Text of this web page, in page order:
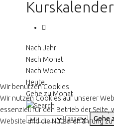
Kurskalender
Nach Jahr
Nach Monat
Nach Woche
Heute
Gehe zu Monat
Gehe
Wir benutzen Cookies
Wir nutzen Cookies auf unserer
essenziell für den Betrieb der Seite,
Website und die Nutzererfahrung zu